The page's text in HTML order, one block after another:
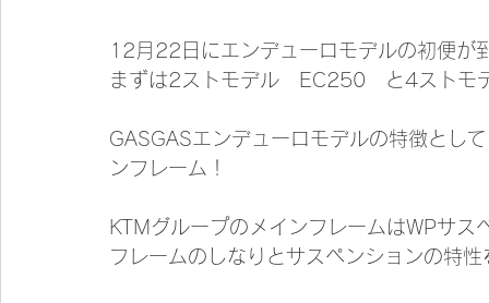
12月22日にエンデューロモデルの初便が
まずは2ストモデル　EC250　と4ストモ
GASGASエンデューロモデルの特徴とし
ンフレーム！
KTMグループのメインフレームはWPサ
フレームのしなりとサスペンションの特